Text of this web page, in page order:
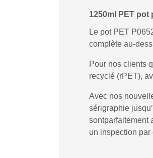
1250ml PET
Le pot PET
complète au-
Pour nos clients
recyclé (rPET),
Avec nos
sérigraphie
sontparfaitement
un inspection par